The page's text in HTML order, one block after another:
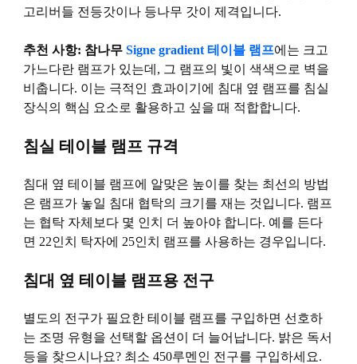
고리버들 전등갓이나 등나무 갓이 제격입니다.
추천 사항: 참나무 Signe gradient 테이블 램프에는 크고
가느다란 램프가 있는데, 그 램프의 빛이 색색으로 벽을
비춥니다. 이는 극적인 효과이기에 침대 옆 램프를 침실
장식의 핵심 요소로 활용하고 싶을 때 적합합니다.
침실 테이블 램프 규격
침대 옆 테이블 램프에 알맞은 높이를 찾는 최선의 방법
은 램프가 놓일 침대 협탁의 크기를 재는 것입니다. 램프
는 협탁 자체보다 몇 인치 더 높아야 합니다. 예를 든다
면 22인치 탁자에 25인치 램프를 사용하는 경우입니다.
침대 옆 테이블 램프용 전구
별도의 전구가 필요한 테이블 램프를 구입하면 선호하
는 조명 유형을 선택할 옵션이 더 늘어납니다. 밝은 독서
등을 찾으시나요? 최소 450루멘인 전구를 구입하세요.